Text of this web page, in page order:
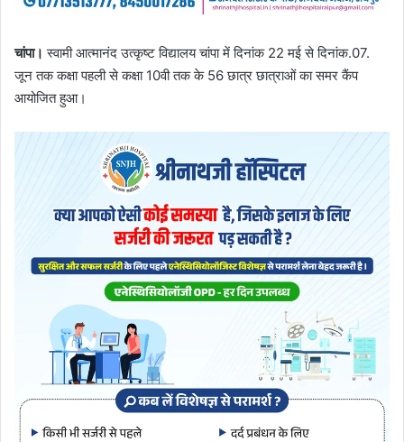
चांपा। स्वामी आत्मानंद उत्कृष्ट विद्यालय चांपा में दिनांक 22 मई से दिनांक.07.
जून तक कक्षा पहली से कक्षा 10वी तक के 56 छात्र छात्राओं का समर कैंप
आयोजित हुआ।